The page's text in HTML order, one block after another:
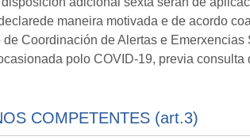
maneira motivada e de acordo
de Coordinación de Alertas e
polo COVID-19, previa consulta
COMPETENTES (art.3)